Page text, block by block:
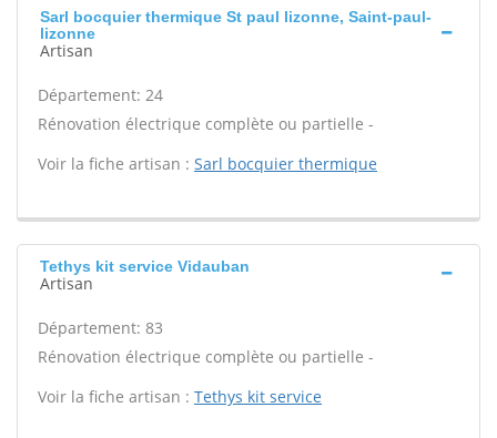
Sarl bocquier thermique St paul lizonne, Saint-paul-
lizonne
Artisan
Département: 24
Rénovation électrique complète ou partielle -
Voir la fiche artisan : Sarl bocquier thermique
Tethys kit service Vidauban
Artisan
Département: 83
Rénovation électrique complète ou partielle -
Voir la fiche artisan : Tethys kit service